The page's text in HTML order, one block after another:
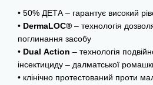
• 50% ДЕТА – гарантує високий
• DermaLOC® – технологія
поглинання засобу
• Dual Action – технологія
інсектициду – далматської
• клінічно протестований проти